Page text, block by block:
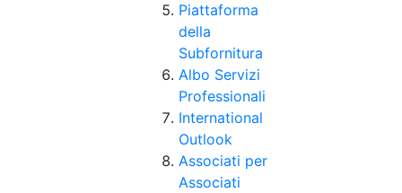
Piattaforma
della
Subfornitura
Albo Servizi
Professionali
International
Outlook
Associati per
Associati